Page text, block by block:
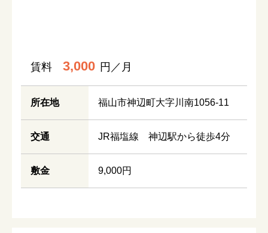
賃料 3,000 円／月
所在地 福山市神辺町大字川南1056-11
交通 JR福塩線 神辺駅から徒歩4分
敷金 9,000円